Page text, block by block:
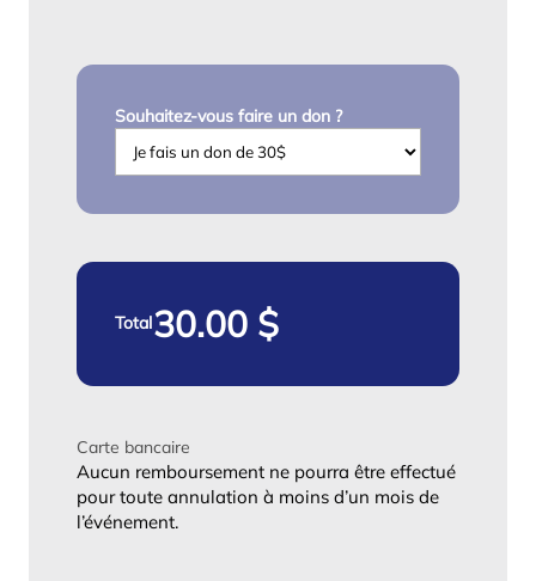
Souhaitez-vous faire un don ?
Total
Carte bancaire
Aucun remboursement ne pourra être effectué
pour toute annulation à moins d’un mois de
l’événement.